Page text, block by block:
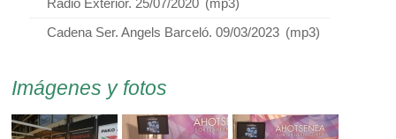
Radio Exterior. 25/07/2020 (mp3)
Cadena Ser. Angels Barceló. 09/03/2023 (mp3)
Imágenes y fotos